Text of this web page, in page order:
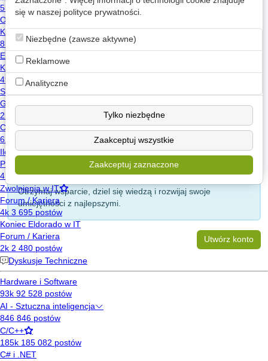
0
padły do zrobienia?
Zarejestruj się i dołącz do największej społeczności
Otrzymaj wsparcie, dziel się wiedzą i rozwijaj swoje
umiejętności z najlepszymi.
Utwórz konto
się w naszej polityce prywatności.
Niezbędne (zawsze aktywne)
Reklamowe
Analityczne
Tylko niezbędne
Zaakceptuj wszystkie
Zaakceptuj zaznaczone